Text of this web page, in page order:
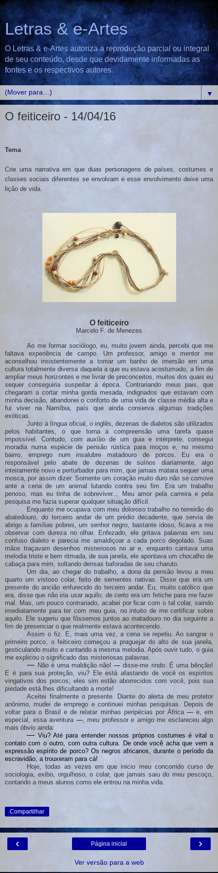
Letras & e-Artes
O Letras & e-Artes autoriza a reprodução parcial ou integral
de seu conteúdo, desde que devidamente informadas as
fontes e os respectivos autores.
▼
O feiticeiro - 14/04/16
Tema
Crie uma narrativa em que duas personagens de países, costumes e
classes sociais diferentes se envolvam e esse envolvimento deixe uma
lição de vida.
O feiticeiro
Marcelo F. de Menezes
Ao me formar sociólogo, eu, muito jovem ainda, percebi que me
faltava experiência de campo. Um professor, amigo e mentor me
aconselhou insistentemente a tomar um banho de imersão em uma
cultura totalmente diversa daquela a que eu estava acostumado, a fim de
ampliar meus horizontes e me livrar de preconceitos, muitos dos quais eu
sequer conseguiria suspeitar à época. Contrariando meus pais, que
chegaram a cortar minha gorda mesada, indignados que estavam com
minha decisão, abandonei o conforto de uma vida de classe média alta e
fui viver na Namíbia, país que ainda conserva algumas
tradições
exóticas.
Junto à língua oficial, o inglês, dezenas de dialetos são utilizados
pelos habitantes, o que torna a compreensão uma tarefa quase
impossível. Contudo, com auxílio de um guia e intérprete, consegui
moradia numa espécie de pensão rústica para moços e, no mesmo
bairro, emprego num insalubre matadouro de porcos. Eu era o
responsável pelo abate de dezenas de suínos diariamente, algo
inteiramente novo e perturbador para mim, que jamais matara sequer uma
mosca, por assim dizer. Somente um coração muito duro não se comove
ante a cena de um animal lutando contra seu fim. Era um trabalho
penoso, mas eu tinha de sobreviver... Meu amor pela carreira e pela
pesquisa me fazia superar qualquer situação difícil.
Enquanto me ocupava com meu doloroso trabalho no terreirão do
abatedouro, do terceiro andar de um prédio decadente, que servia de
abrigo a famílias pobres, um senhor negro, bastante idoso, ficava a me
observar com dureza no olhar. Enfezado, ele gritava palavras em seu
confuso dialeto e parecia me amaldiçoar a cada porco degolado. Suas
mãos traçavam desenhos misteriosos no ar e, enquanto cantava uma
melodia triste e bem ritmada, de sua janela, ele apontava um chocalho de
cabaça para mim, soltando densas baforadas de seu charuto.
Um dia, ao chegar do trabalho, a dona da pensão levou a meu
quarto um vistoso colar, feito de sementes nativas. Disse que era um
presente do ancião enfurecido do terceiro andar. Eu, muito católico que
era, disse que não iria usar aquilo; de certo era um fetiche para me fazer
mal. Mas, um pouco contrariado, acabei por ficar com o tal colar, saindo
imediatamente para ter com meu guia, no intuito de me certificar sobre
aquilo. Ele sugeriu que fôssemos juntos ao matadouro no dia seguinte a
fim de presenciar o que realmente estava acontecendo.
Assim o fiz. E, mais uma vez, a cena se repetiu. Ao sangrar o
primeiro porco, o feiticeiro começou a praguejar do alto de sua janela,
gesticulando muito e cantando a mesma melodia. Após ouvir tudo, o guia
me explicou o significado das misteriosas palavras.
― Não é uma maldição não!― disse-me rindo. É uma bênção!
E é para sua proteção, viu? Ele está afastando de você os espíritos
vingativos dos porcos; eles sim estão aborrecidos com você, pois sua
piedade está lhes dificultando a morte!
Aceitei finalmente o presente. Diante do alerta de meu protetor
anônimo, mudei de emprego e continuei minhas pesquisas. Depois de
voltar para o Brasil e de relatar minhas peripécias por África ― e, em
especial, essa aventura ―, meu professor e amigo me esclareceu algo
mais óbvio ainda:
― Viu? Até para entender nossos próprios costumes é vital o
contato com o outro, com outra cultura. De onde você acha que vem a
expressão espírito de porco? Os negros africanos, durante o período da
escravidão, a trouxeram para cá!
Hoje, todas as vezes em que inicio meu concorrido curso de
sociologia, exibo, orgulhoso, o colar, que jamais saiu do meu pescoço,
contando a meus alunos como ele entrou na minha vida.
Compartilhar
‹ ›
Página inicial
Ver versão para a web